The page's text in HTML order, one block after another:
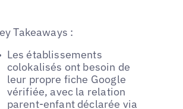
Takeaways :
Les établissements
colokalisés ont besoin de
leur propre fiche Google
vérifiée, avec la relation
parent-enfant déclarée via